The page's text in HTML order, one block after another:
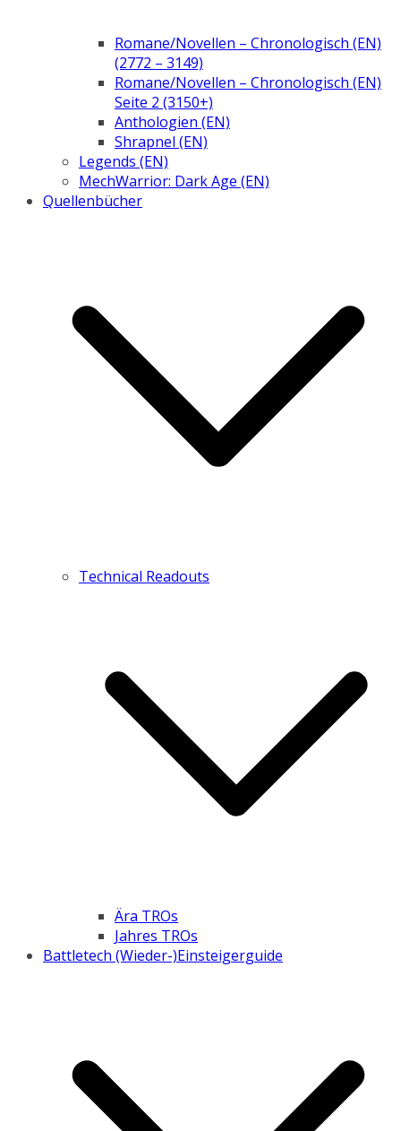
Romane/Novellen – Chronologisch (EN)
(2772 – 3149)
Romane/Novellen – Chronologisch (EN)
Seite 2 (3150+)
Anthologien (EN)
Shrapnel (EN)
Legends (EN)
MechWarrior: Dark Age (EN)
Quellenbücher
Technical Readouts
Ära TROs
Jahres TROs
Battletech (Wieder-)Einsteigerguide